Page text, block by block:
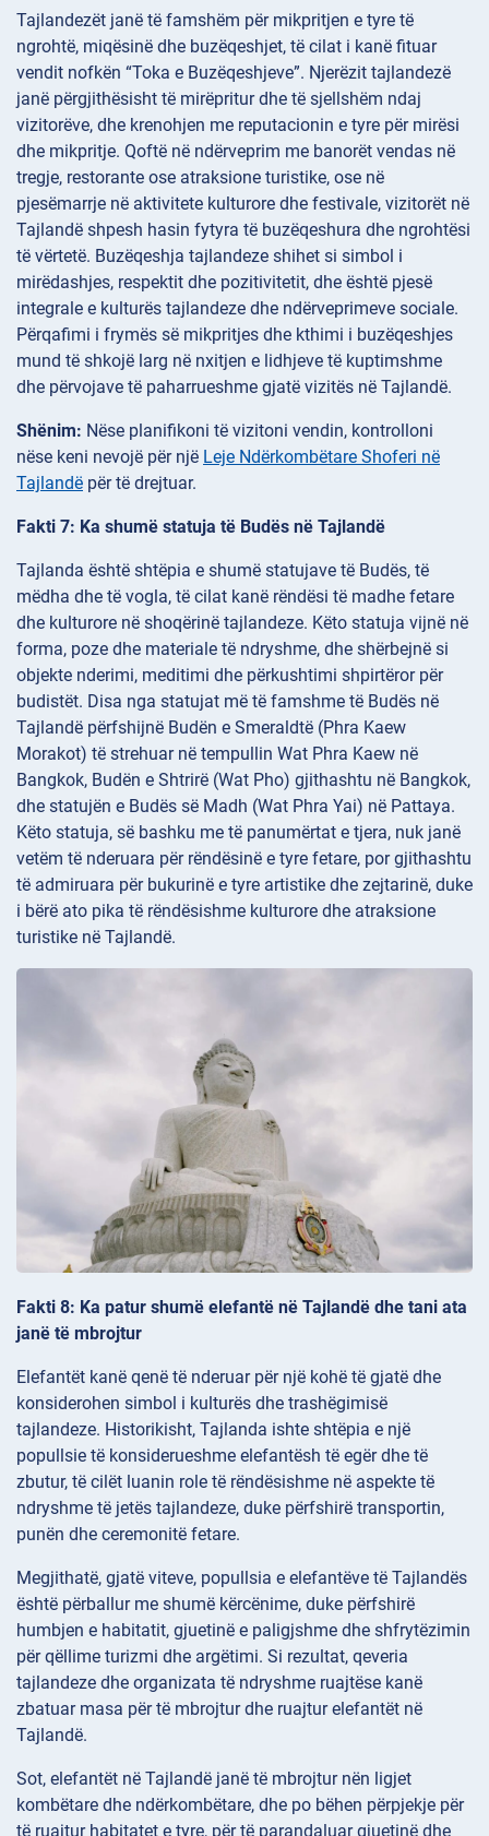
Tajlandezët janë të famshëm për mikpritjen e tyre të
ngrohtë, miqësinë dhe buzëqeshjet, të cilat i kanë fituar
vendit nofkën “Toka e Buzëqeshjeve”. Njerëzit tajlandezë
janë përgjithësisht të mirëpritur dhe të sjellshëm ndaj
vizitorëve, dhe krenohjen me reputacionin e tyre për mirësi
dhe mikpritje. Qoftë në ndërveprim me banorët vendas në
tregje, restorante ose atraksione turistike, ose në
pjesëmarrje në aktivitete kulturore dhe festivale, vizitorët në
Tajlandë shpesh hasin fytyra të buzëqeshura dhe ngrohtësi
të vërtetë. Buzëqeshja tajlandeze shihet si simbol i
mirëdashjes, respektit dhe pozitivitetit, dhe është pjesë
integrale e kulturës tajlandeze dhe ndërveprimeve sociale.
Përqafimi i frymës së mikpritjes dhe kthimi i buzëqeshjes
mund të shkojë larg në nxitjen e lidhjeve të kuptimshme
dhe përvojave të paharrueshme gjatë vizitës në Tajlandë.
Shënim: Nëse planifikoni të vizitoni vendin, kontrolloni
nëse keni nevojë për një Leje Ndërkombëtare Shoferi në
Tajlandë për të drejtuar.
Fakti 7: Ka shumë statuja të Budës në Tajlandë
Tajlanda është shtëpia e shumë statujave të Budës, të
mëdha dhe të vogla, të cilat kanë rëndësi të madhe fetare
dhe kulturore në shoqërinë tajlandeze. Këto statuja vijnë në
forma, poze dhe materiale të ndryshme, dhe shërbejnë si
objekte nderimi, meditimi dhe përkushtimi shpirtëror për
budistët. Disa nga statujat më të famshme të Budës në
Tajlandë përfshijnë Budën e Smeraldtë (Phra Kaew
Morakot) të strehuar në tempullin Wat Phra Kaew në
Bangkok, Budën e Shtrirë (Wat Pho) gjithashtu në Bangkok,
dhe statujën e Budës së Madh (Wat Phra Yai) në Pattaya.
Këto statuja, së bashku me të panumërtat e tjera, nuk janë
vetëm të nderuara për rëndësinë e tyre fetare, por gjithashtu
të admiruara për bukurinë e tyre artistike dhe zejtarinë, duke
i bërë ato pika të rëndësishme kulturore dhe atraksione
turistike në Tajlandë.
Fakti 8: Ka patur shumë elefantë në Tajlandë dhe tani ata
janë të mbrojtur
Elefantët kanë qenë të nderuar për një kohë të gjatë dhe
konsiderohen simbol i kulturës dhe trashëgimisë
tajlandeze. Historikisht, Tajlanda ishte shtëpia e një
popullsie të konsiderueshme elefantësh të egër dhe të
zbutur, të cilët luanin role të rëndësishme në aspekte të
ndryshme të jetës tajlandeze, duke përfshirë transportin,
punën dhe ceremonitë fetare.
Megjithatë, gjatë viteve, popullsia e elefantëve të Tajlandës
është përballur me shumë kërcënime, duke përfshirë
humbjen e habitatit, gjuetinë e paligjshme dhe shfrytëzimin
për qëllime turizmi dhe argëtimi. Si rezultat, qeveria
tajlandeze dhe organizata të ndryshme ruajtëse kanë
zbatuar masa për të mbrojtur dhe ruajtur elefantët në
Tajlandë.
Sot, elefantët në Tajlandë janë të mbrojtur nën ligjet
kombëtare dhe ndërkombëtare, dhe po bëhen përpjekje për
të ruajtur habitatet e tyre, për të parandaluar gjuetinë dhe